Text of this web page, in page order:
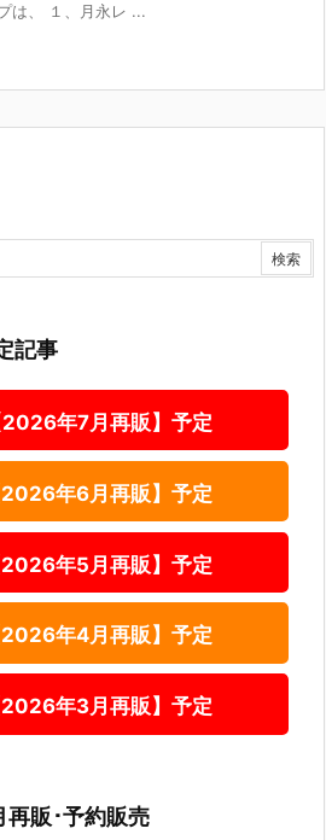
は、 １、月永レ ...
記事
年7月再販】予定
年6月再販】予定
年5月再販】予定
年4月再販】予定
年3月再販】予定
再販･予約販売